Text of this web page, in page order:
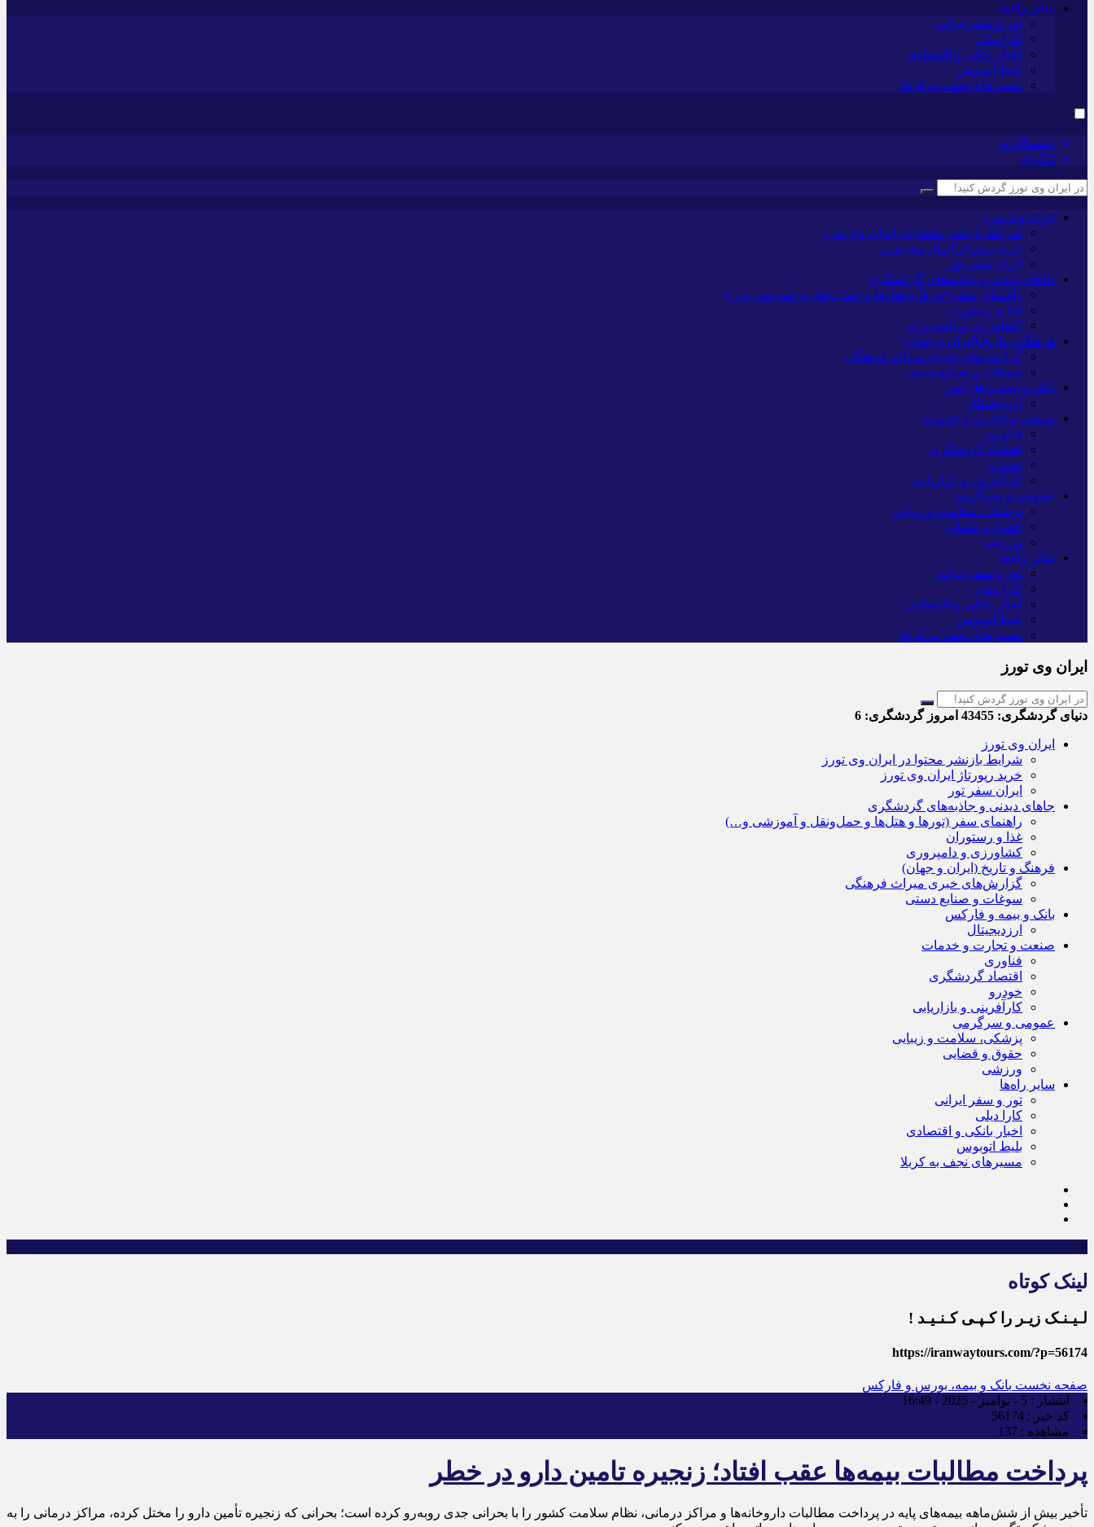
سایر راه‌ها
تور و سفر ایرانی
کارا دیلی
اخبار بانکی و اقتصادی
بلیط اتوبوس
مسیرهای نجف به کربلا
اینستاگرام
تلگرام
ایران وی تورز
شرایط بازنشر محتوا در ایران وی تورز
خرید رپورتاژ ایران وی تورز
ایران سفر تور
جاهای دیدنی و جاذبه‌های گردشگری
راهنمای سفر (تورها و هتل‌ها و حمل‌و‌نقل و آموزشی و…)
غذا و رستوران
کشاورزی و دامپروری
فرهنگ و تاریخ (ایران و جهان)
گزارش‌های خبری میراث فرهنگی
سوغات و صنایع دستی
بانک و بیمه و فارکس
ارزدیجیتال
صنعت و تجارت و خدمات
فناوری
اقتصاد گردشگری
خودرو
کارآفرینی و بازاریابی
عمومی و سرگرمی
پزشکی، سلامت و زیبایی
حقوق و قضایی
ورزشی
سایر راه‌ها
تور و سفر ایرانی
کارا دیلی
اخبار بانکی و اقتصادی
بلیط اتوبوس
مسیرهای نجف به کربلا
ایران وی تورز
دنیای گردشگری: امروز گردشگری:
ایران وی تورز
شرایط بازنشر محتوا در ایران وی تورز
خرید رپورتاژ ایران وی تورز
ایران سفر تور
جاهای دیدنی و جاذبه‌های گردشگری
راهنمای سفر (تورها و هتل‌ها و حمل‌و‌نقل و آموزشی و…)
غذا و رستوران
کشاورزی و دامپروری
فرهنگ و تاریخ (ایران و جهان)
گزارش‌های خبری میراث فرهنگی
سوغات و صنایع دستی
بانک و بیمه و فارکس
ارزدیجیتال
صنعت و تجارت و خدمات
فناوری
اقتصاد گردشگری
خودرو
کارآفرینی و بازاریابی
عمومی و سرگرمی
پزشکی، سلامت و زیبایی
حقوق و قضایی
ورزشی
سایر راه‌ها
تور و سفر ایرانی
کارا دیلی
اخبار بانکی و اقتصادی
بلیط اتوبوس
مسیرهای نجف به کربلا
×
لینک کوتاه
لـیـنـک زیـر را کـپـی کـنـیـد !
https://iranwaytours.com/?p=56174
صفحه نخست بانک و بیمه، بورس و فارکس
انتشار : 5 - نوامبر - 2025 - 16:49
کد خبر : 56174
مشاهده : 137
پرداخت مطالبات بیمه‌ها عقب افتاد؛ زنجیره تامین دارو در خطر
تأخیر بیش از شش‌ماهه بیمه‌های پایه در پرداخت مطالبات داروخانه‌ها و مراکز درمانی، نظام سلامت کشور را با بحرانی جدی روبه‌رو کرده است؛ بحرانی که زنجیره تأمین دارو را مختل کرده، مراکز درمانی را به